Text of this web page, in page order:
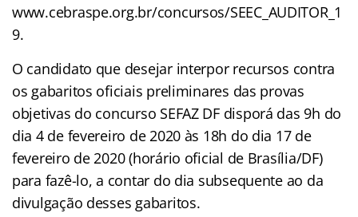
www.cebraspe.org.br/concursos/SEEC_AUDITOR_1
9.
O candidato que desejar interpor recursos contra
os gabaritos oficiais preliminares das provas
objetivas do concurso SEFAZ DF disporá das 9h do
dia 4 de fevereiro de 2020 às 18h do dia 17 de
fevereiro de 2020 (horário oficial de Brasília/DF)
para fazê-lo, a contar do dia subsequente ao da
divulgação desses gabaritos.